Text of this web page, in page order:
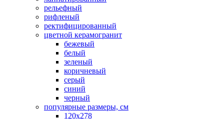
рельефный
рифленый
ректифицированный
цветной керамогранит
бежевый
белый
зеленый
коричневый
серый
синий
черный
популярные размеры, см
120х278